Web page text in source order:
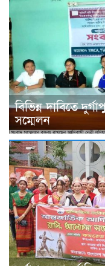
বিভিন্ন দাবিতে
সম্মেলন